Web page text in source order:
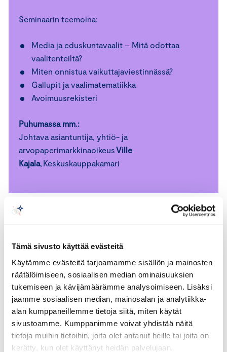
Tämä sivusto käyttää evästeitä
Käytämme evästeitä tarjoamamme sisällön ja mainosten
räätälöimiseen, sosiaalisen median ominaisuuksien
tukemiseen ja kävijämäärämme analysoimiseen. Lisäksi
jaamme sosiaalisen median, mainosalan ja analytiikka-
alan kumppaneillemme tietoja siitä, miten käytät
sivustoamme. Kumppanimme voivat yhdistää näitä
tietoja muihin tietoihin, joita olet antanut heille tai joita on
kerätty, kun olet käyttänyt heidän palvelujaan.
Seminaarin teemoina:
Media ja eduskuntavaalit – Mitä odottaa
vaalitenteiltä?
Miten onnistua vaikuttajaviestinnässä?
Gallupit ja vaalimatematiikka
Avoimuusrekisteri
Puhumassa mm.:
Johtava asiantuntija, yhtiö- ja
arvopaperimarkkinaoikeusVille
Kajala, Keskuskauppakamari
Ohjelman sisällöstä vastaa Keskuskauppakamarin johtaja
Johanna Sipola. Ohjelman käytännön toteutusta hoitaa
Valmennukseen sisältyy:
Teams-ennakkotapaaminen20.10.2026 klo 15.30 –
16.30.Tapaamisessa perehdytään Howspace-
alustan käyttöön ja tutustutaan ohjelman
osallistujiin.
Ohjelmassa mainitut seminaarit kahvi- ja